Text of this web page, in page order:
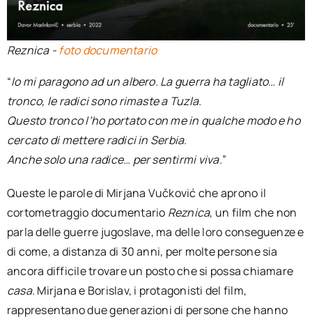
Reznica - foto documentario
“Io mi paragono ad un albero. La guerra ha tagliato… il
tronco, le radici sono rimaste a Tuzla.
Questo tronco l’ho portato con me in qualche modo e ho
cercato di mettere radici in Serbia.
Anche solo una radice… per sentirmi viva.”
Queste le parole di Mirjana Vučković che aprono il
cortometraggio documentario Reznica, un film che non
parla delle guerre jugoslave, ma delle loro conseguenze e
di come, a distanza di 30 anni, per molte persone sia
ancora difficile trovare un posto che si possa chiamare
casa. Mirjana e Borislav, i protagonisti del film,
rappresentano due generazioni di persone che hanno